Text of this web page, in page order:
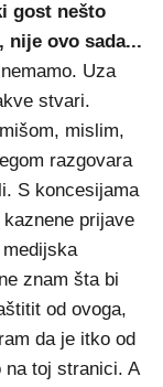
gost nešto
nije ovo sada...
Uza
stvari.
mislim,
razgovara
S koncesijama
prijave
znam šta bi
od ovoga,
da je itko od
na toj stranici. A